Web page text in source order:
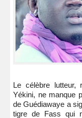
Le célèbre lutteur, roi des arènes lorsqu’il avait terrassé
Yékini, ne manque
de Guédiawaye a
tigre de Fass qui